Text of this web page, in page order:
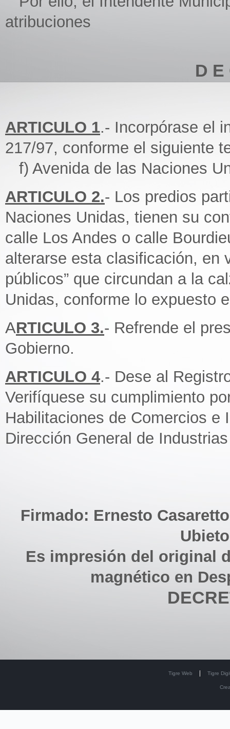
atribuciones
D E
ARTICULO 1.- Incorpórase el
217/97, conforme el siguiente
f) Avenida de las Naciones
ARTICULO 2.- Los predios
Naciones Unidas, tienen su
calle Los Andes o calle
alterarse esta clasificación, en
públicos” que circundan a la
Unidas, conforme lo expuesto
ARTICULO 3.- Refrende el
Gobierno.
ARTICULO 4.- Dese al
Verifíquese su cumplimiento
Habilitaciones de Comercios e
Dirección General de
Firmado: Ernesto
Es impresión del original
magnético en
Tigre Web Tigre